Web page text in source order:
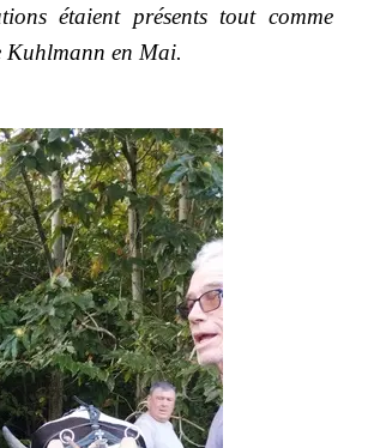
étaient présents tout comme
Kuhlmann en Mai.